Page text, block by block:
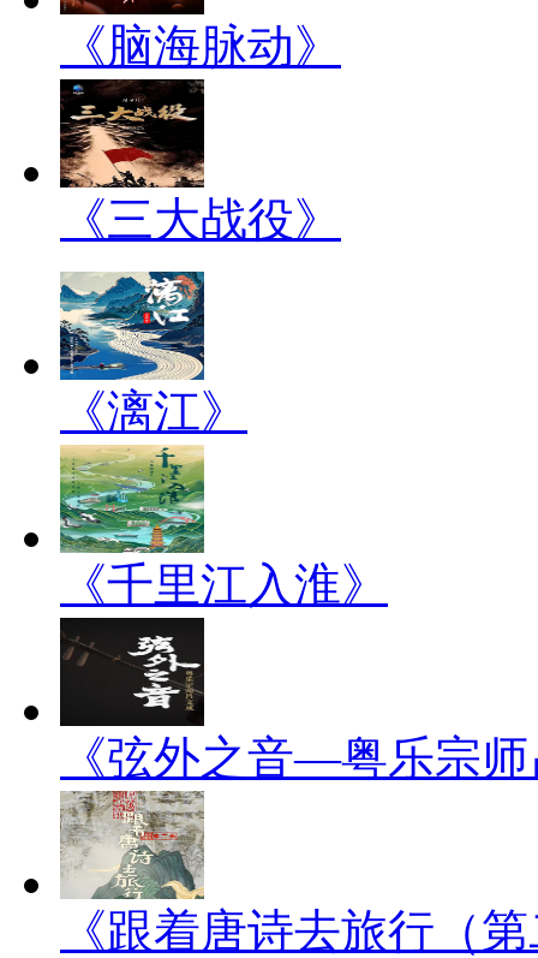
《脑海脉动》
《三大战役》
《漓江》
《千里江入淮》
《弦外之音—粤乐宗
《跟着唐诗去旅行（